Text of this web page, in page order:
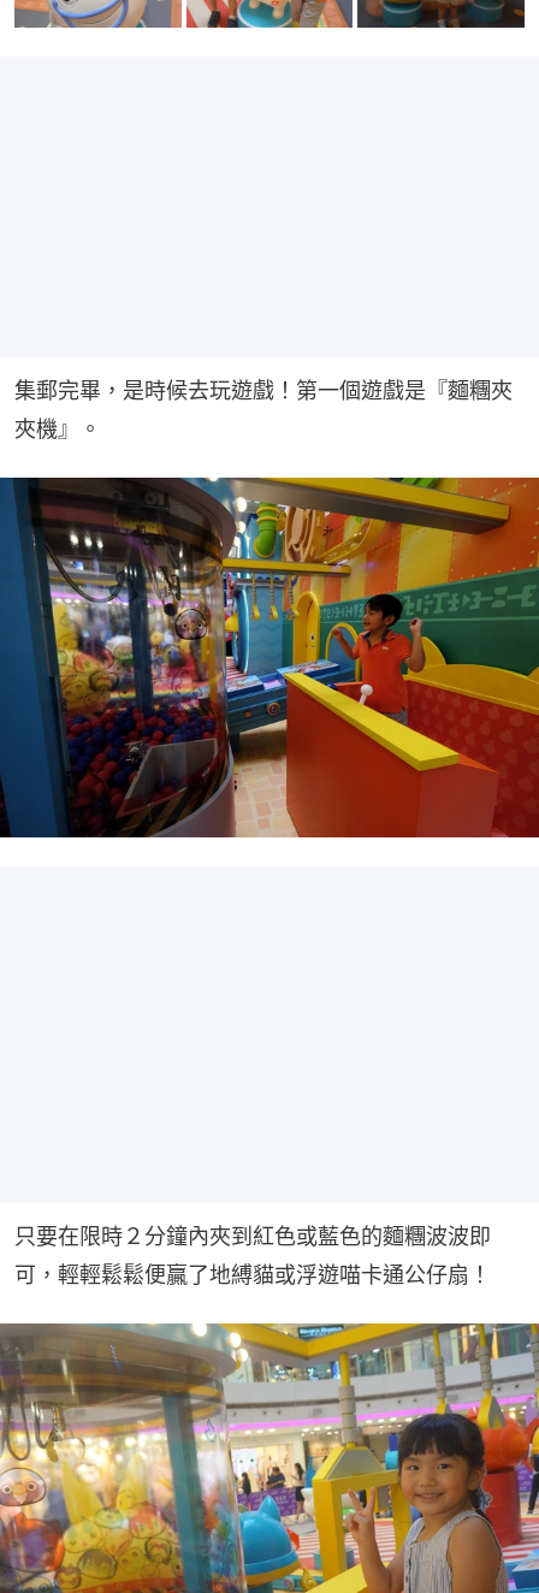
集郵完畢，是時候去玩遊戲！第一個遊戲是『麵糰夾
夾機』。
只要在限時２分鐘內夾到紅色或藍色的麵糰波波即
可，輕輕鬆鬆便贏了地縛貓或浮遊喵卡通公仔扇！